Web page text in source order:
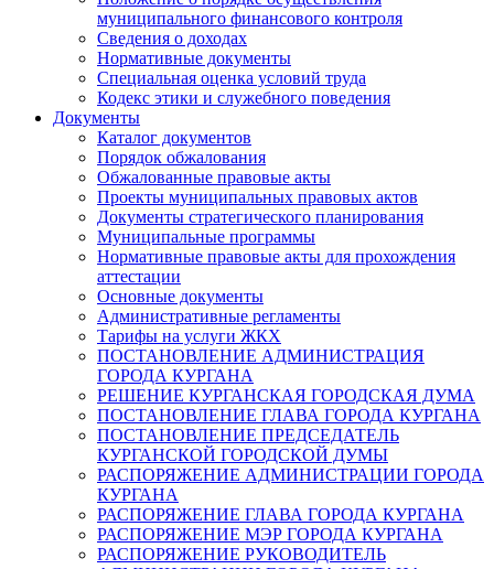
муниципального финансового контроля
Сведения о доходах
Нормативные документы
Специальная оценка условий труда
Кодекс этики и служебного поведения
Документы
Каталог документов
Порядок обжалования
Обжалованные правовые акты
Проекты муниципальных правовых актов
Документы стратегического планирования
Муниципальные программы
Нормативные правовые акты для прохождения
аттестации
Основные документы
Административные регламенты
Тарифы на услуги ЖКХ
ПОСТАНОВЛЕНИЕ АДМИНИСТРАЦИЯ
ГОРОДА КУРГАНА
РЕШЕНИЕ КУРГАНСКАЯ ГОРОДСКАЯ ДУМА
ПОСТАНОВЛЕНИЕ ГЛАВА ГОРОДА КУРГАНА
ПОСТАНОВЛЕНИЕ ПРЕДСЕДАТЕЛЬ
КУРГАНСКОЙ ГОРОДСКОЙ ДУМЫ
РАСПОРЯЖЕНИЕ АДМИНИСТРАЦИИ ГОРОДА
КУРГАНА
РАСПОРЯЖЕНИЕ ГЛАВА ГОРОДА КУРГАНА
РАСПОРЯЖЕНИЕ МЭР ГОРОДА КУРГАНА
РАСПОРЯЖЕНИЕ РУКОВОДИТЕЛЬ